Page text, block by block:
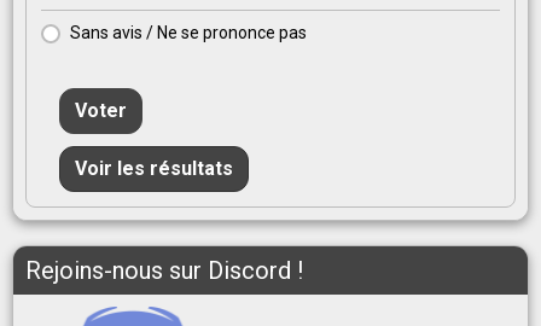
Sans avis / Ne se prononce pas
Voter
Voir les résultats
Rejoins-nous sur Discord !